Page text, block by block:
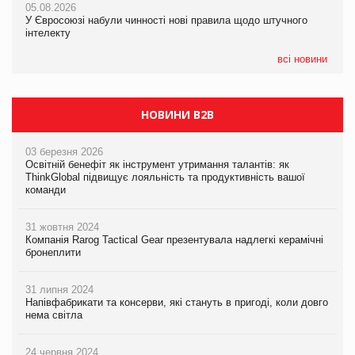
05.08.2026
У Євросоюзі набули чинності нові правила щодо штучного
інтелекту
всі новини
05.08.2026
Сергій Лісунов про заморожені хлібобулочні вироби на
05.08.2026
Рекламна платформа вимагає від Google компенсацію за
втрату 6,9 трлн рекламних показів
НОВИНИ B2B
03 березня 2026
Освітній бенефіт як інструмент утримання талантів: як
ThinkGlobal підвищує лояльність та продуктивність вашої
команди
31 жовтня 2024
Компанія Rarog Tactical Gear презентувала надлегкі керамічні
бронеплити
31 липня 2024
Напівфабрикати та консерви, які стануть в пригоді, коли довго
нема світла
24 червня 2024